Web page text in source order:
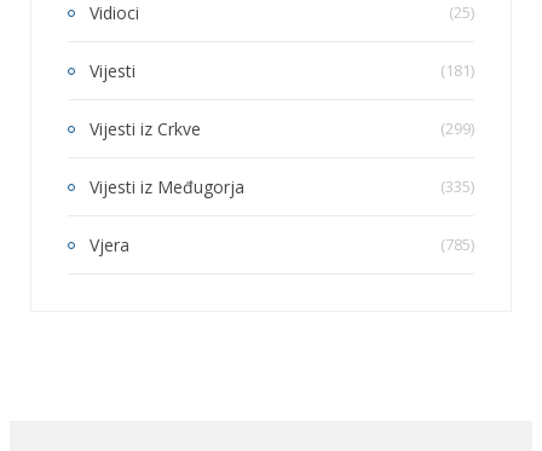
Vidioci (25)
Vijesti (181)
Vijesti iz Crkve (299)
Vijesti iz Međugorja (335)
Vjera (785)